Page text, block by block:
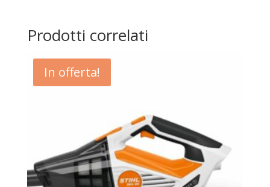
Prodotti correlati
In offerta!